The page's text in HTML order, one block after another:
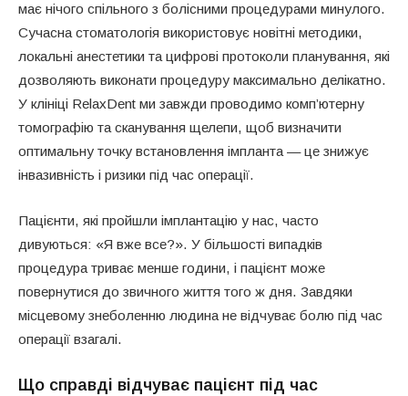
має нічого спільного з болісними процедурами минулого.
Сучасна стоматологія використовує новітні методики,
локальні анестетики та цифрові протоколи планування, які
дозволяють виконати процедуру максимально делікатно.
У клініці RelaxDent ми завжди проводимо комп’ютерну
томографію та сканування щелепи, щоб визначити
оптимальну точку встановлення імпланта — це знижує
інвазивність і ризики під час операції.
Пацієнти, які пройшли імплантацію у нас, часто
дивуються: «Я вже все?». У більшості випадків
процедура триває менше години, і пацієнт може
повернутися до звичного життя того ж дня. Завдяки
місцевому знеболенню людина не відчуває болю під час
операції взагалі.
Що справді відчуває пацієнт під час